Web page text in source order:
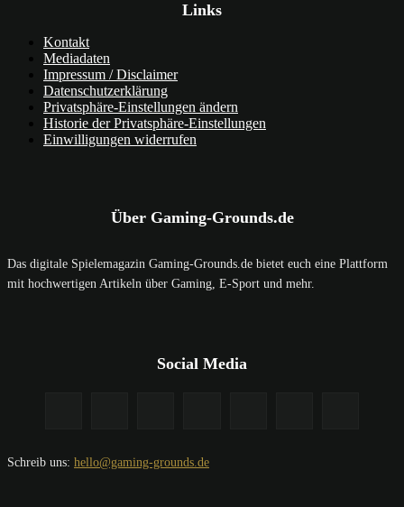
Links
Kontakt
Mediadaten
Impressum / Disclaimer
Datenschutzerklärung
Privatsphäre-Einstellungen ändern
Historie der Privatsphäre-Einstellungen
Einwilligungen widerrufen
Über Gaming-Grounds.de
Das digitale Spielemagazin Gaming-Grounds.de bietet euch eine Plattform
mit hochwertigen Artikeln über Gaming, E-Sport und mehr.
Social Media
Schreib uns: hello@gaming-grounds.de